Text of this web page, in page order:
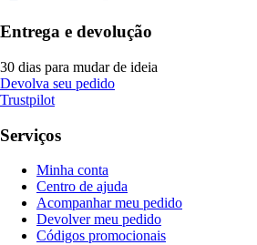
Entrega e devolução
30 dias para mudar de ideia
Devolva seu pedido
Trustpilot
Serviços
Minha conta
Centro de ajuda
Acompanhar meu pedido
Devolver meu pedido
Códigos promocionais